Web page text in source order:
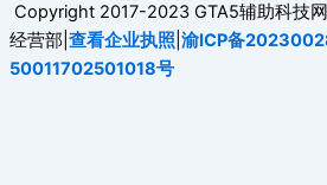
Copyright 2017-2023 GTA5辅助科技
经营部| 查看企业执照 渝ICP备
50011702501018号